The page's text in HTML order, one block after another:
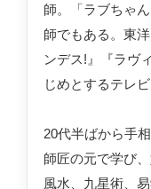
師。「ラブちゃ
師でもある。東
ンデス!』『ラヴ
じめとするテレ
20代半ばから手
師匠の元で学び
風水、九星術、